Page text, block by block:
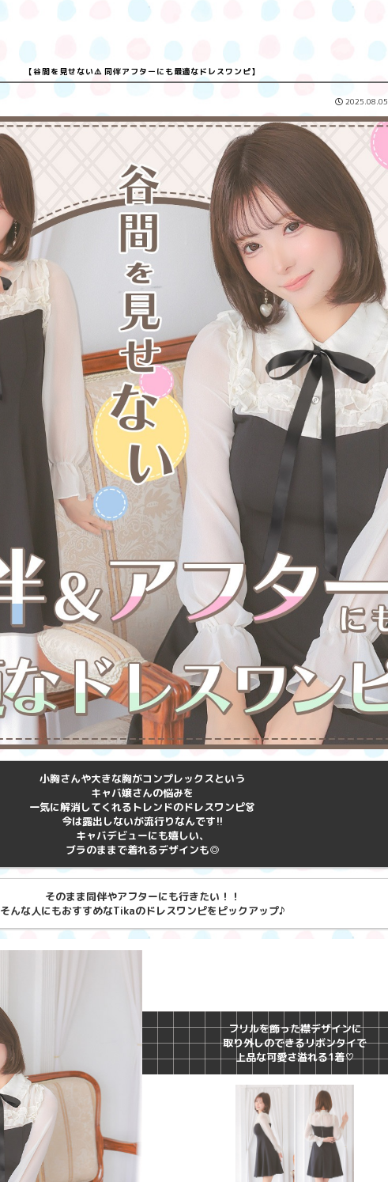
【谷間を見せない⚠️ 同伴アフターにも最適なドレスワンピ】
2025.08.05
小胸さんや大きな胸がコンプレックスという
キャバ嬢さんの悩みを
一気に解消してくれるトレンドのドレスワンピ👗
今は露出しないが流行りなんです!!
キャバデビューにも嬉しい、
ブラのままで着れるデザインも◎
そのまま同伴やアフターにも行きたい！！
そんな人にもおすすめなTikaのドレスワンピをピックアップ♪
フリルを飾った襟デザインに
取り外しのできるリボンタイで
上品な可愛さ溢れる1着♡